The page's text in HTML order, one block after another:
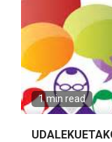
1 min read